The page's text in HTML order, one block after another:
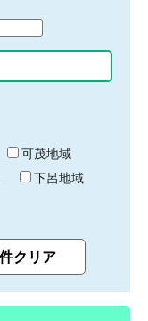
可茂地域
下呂地域